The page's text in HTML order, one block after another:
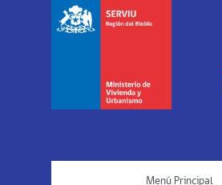
Menú Principal